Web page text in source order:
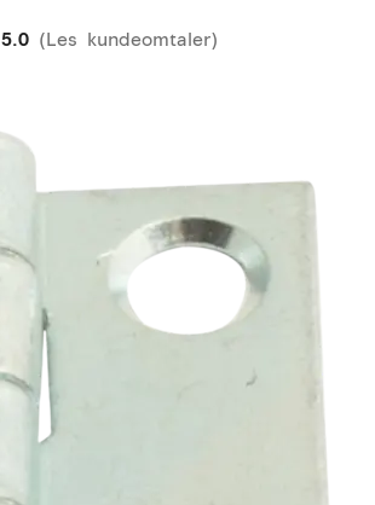
Gjennomsnittskarakter:
5.0 (Les kundeomtaler)